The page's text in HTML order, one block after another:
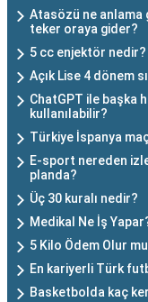
Atasözü ne anlama
teker oraya gider?
5 cc enjektör nedir?
Açık Lise 4 dönem
ChatGPT ile başka
kullanılabilir?
Türkiye İspanya
E-sport nereden
planda?
Üç 30 kuralı nedir?
Medikal Ne İş
5 Kilo Ödem Olur
En kariyerli Türk
Basketbolda kaç